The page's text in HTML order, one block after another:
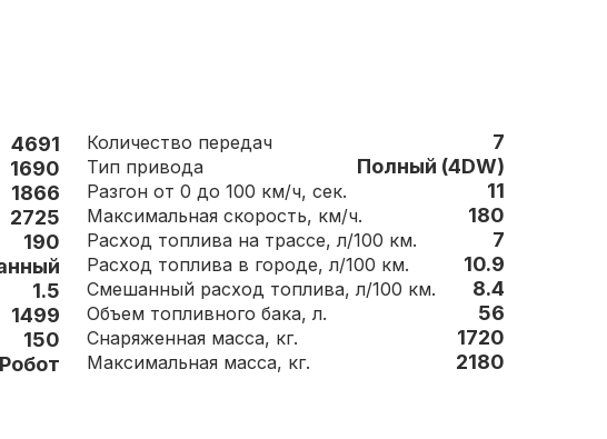
4691
1690
1866
2725
190
1.5
1499
150
Робот
Количество передач 7
Тип привода Полный (4DW)
Разгон от 0 до 100 км/ч, сек. 11
Максимальная скорость, км/ч. 180
Расход топлива на трассе, л/100 км. 7
Расход топлива в городе, л/100 км. 10.9
Смешанный расход топлива, л/100 км. 8.4
Объем топливного бака, л. 56
Снаряженная масса, кг. 1720
Максимальная масса, кг. 2180